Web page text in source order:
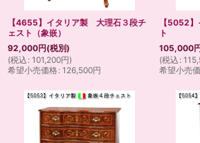
【4655】イタリア製 大理石３段チ
ェスト（象嵌）
92,000円(税別)
(税込 : 101,200円)
希望小売価格: 126,500円
【5052
ト
105,000
(税込 :
希望小売